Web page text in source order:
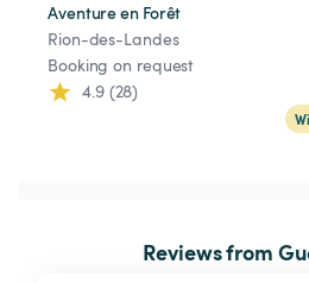
Aventure en Forêt
Rion-des-Landes
Booking on request
4.9 (28)
Reviews from